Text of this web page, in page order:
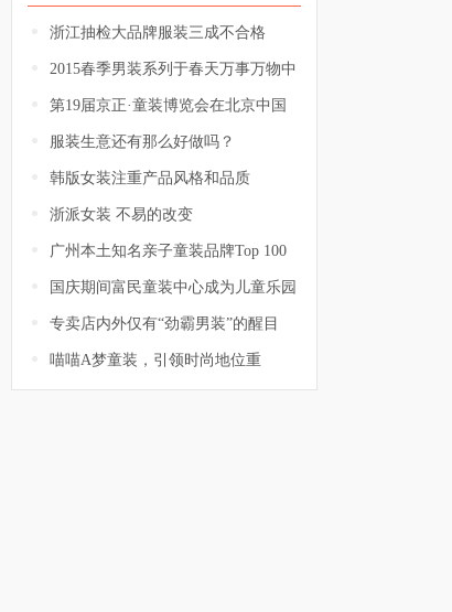
浙江抽检大品牌服装三成不合格
2015春季男装系列于春天万事万物中
第19届京正·童装博览会在北京中国
服装生意还有那么好做吗？
韩版女装注重产品风格和品质
浙派女装 不易的改变
广州本土知名亲子童装品牌Top 100
国庆期间富民童装中心成为儿童乐园
专卖店内外仅有“劲霸男装”的醒目
喵喵A梦童装，引领时尚地位重